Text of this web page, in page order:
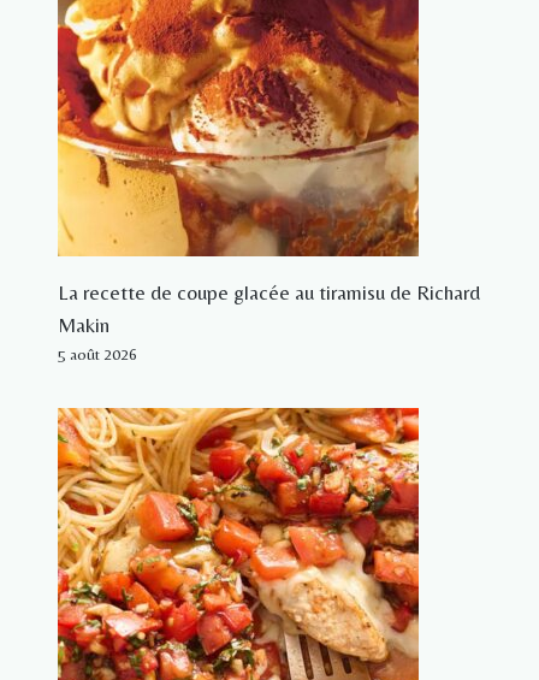
La recette de coupe glacée au tiramisu de Richard
Makin
5 août 2026